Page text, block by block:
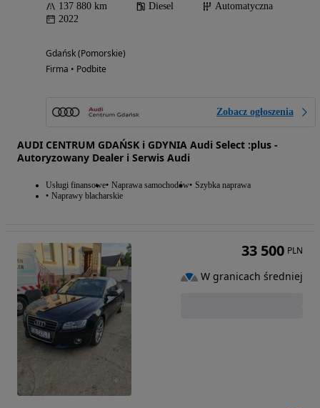
137 880 km Diesel
Automatyczna
2022
Gdańsk (Pomorskie)
Firma • Podbite
Zobacz ogłoszenia
AUDI CENTRUM GDAŃSK i GDYNIA Audi Select :plus -
Autoryzowany Dealer i Serwis Audi
Usługi finansowe Naprawa samochodów Szybka naprawa
Naprawy blacharskie
33 500 PLN
W granicach średniej